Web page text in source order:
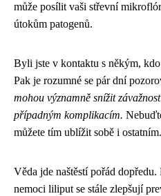
může posílit vaši střevní
útokům patogenů.
Byli jste v kontaktu s někým,
Pak je rozumné se pár dní
mohou významně snížit
případným komplikacím.
můžete tím ublížit sobě i ostatním.
Věda jde naštěstí pořád
nemoci liliput se stále zlepšují